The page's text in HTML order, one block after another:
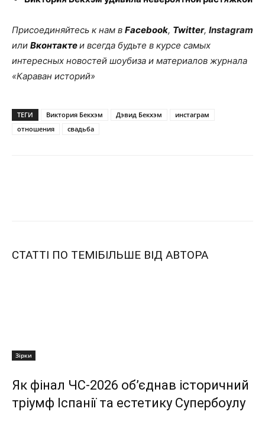
Присоединяйтесь к нам в Facebook, Twitter, Instagram
или Вконтактеи всегда будьте в курсе самых
интересных новостей шоубиза и материалов журнала
«Караван историй»
ТЕГИ Виктория Бекхэм Дэвид Бекхэм
инстаграм
отношения
свадьба
СТАТТІ ПО ТЕМІБІЛЬШЕ ВІД АВТОРА
Зірки
Як фінал ЧС-2026 об’єднав історичний
тріумф Іспанії та естетику Супербоулу